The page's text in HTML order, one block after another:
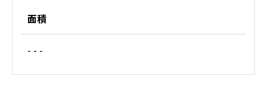
面積
- - -